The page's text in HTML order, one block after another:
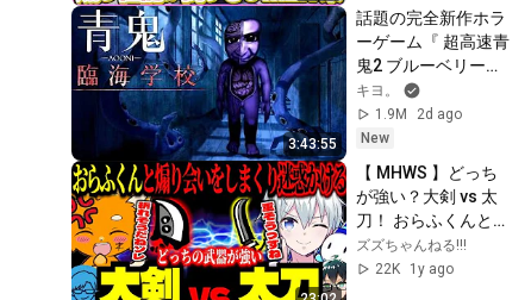
3:43:55
話題の完全新作ホラ
ーゲーム『 超高速青
鬼2 ブルーベリー臨
海学校 』
キヨ。
1.9M
2d ago
New
【 MHWS 】どっち
が強い？大剣 vs 太
刀！ おらふくんと煽
り合いをした結果、
多大なる迷惑をかけ
ズズちゃんねる!!!
22K
1y ago